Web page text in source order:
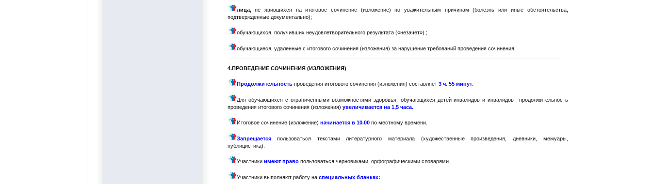
лица,не явившихся на итоговое сочинение (изложение) по уважительным причинам (болезнь или иные обстоятельства,
подтвержденные документально);
обучающихся, получивших неудовлетворительного результата («незачет») ;
обучающиеся, удаленные с итогового сочинения (изложения) за нарушение требований проведения сочинения;
4.ПРОВЕДЕНИЕ СОЧИНЕНИЯ (ИЗЛОЖЕНИЯ)
Продолжительностьпроведения итогового сочинения (изложения) составляет 3 ч. 55 минут.
Для обучающихся с ограниченными возможностями здоровья, обучающихся детей-инвалидов и инвалидов продолжительность
проведения итогового сочинения (изложения) увеличивается на 1,5 часа.
Итоговое сочинение (изложение) начинается в 10.00по местному времени.
Запрещаетсяпользоваться текстами литературного материала (художественные произведения, дневники, мемуары,
публицистика).
Участники имеют право пользоваться черновиками, орфографическими словарями.
Участники выполняют работу на специальных бланках: